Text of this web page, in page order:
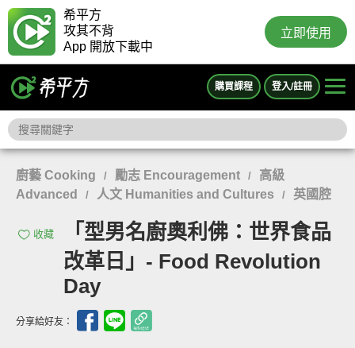
希平方
攻其不背
App 開放下載中
立即使用
購買課程 登入/註冊
廚藝 Cooking / 勵志 Encouragement /
高級
Advanced
/ 人文 Humanities and Cultures / 英國腔
收藏
「型男名廚奧利佛：世界食品
改革日」- Food Revolution
Day
分享給好友：